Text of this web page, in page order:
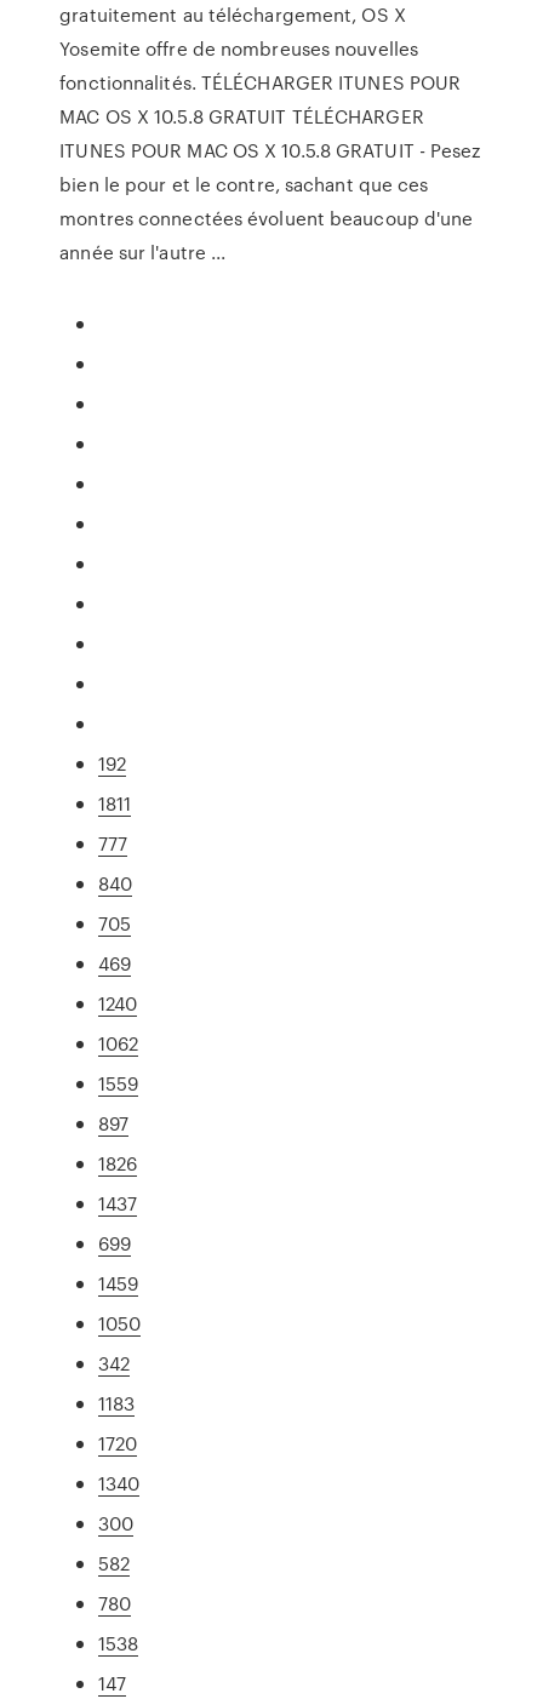
gratuitement au téléchargement, OS X
Yosemite offre de nombreuses nouvelles
fonctionnalités. TÉLÉCHARGER ITUNES POUR
MAC OS X 10.5.8 GRATUIT TÉLÉCHARGER
ITUNES POUR MAC OS X 10.5.8 GRATUIT - Pesez
bien le pour et le contre, sachant que ces
montres connectées évoluent beaucoup d'une
année sur l'autre ...
192
1811
777
840
705
469
1240
1062
1559
897
1826
1437
699
1459
1050
342
1183
1720
1340
300
582
780
1538
147